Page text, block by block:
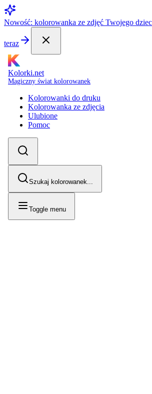
Nowość: kolorowanka ze zdjęć Twojego
teraz
Kolorki.net
Magiczny świat kolorowanek
Kolorowanki do druku
Kolorowanka ze zdjęcia
Ulubione
Pomoc
Szukaj kolorowanek...
Toggle menu